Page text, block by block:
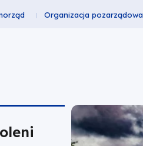
Organizacja pozarządowa